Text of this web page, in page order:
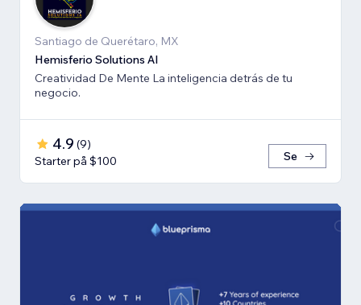
Santiago de Querétaro, MX
Hemisferio Solutions AI
Creatividad De Mente La inteligencia detrás de tu
negocio.
4.9 (9)
Starter på $100
Se